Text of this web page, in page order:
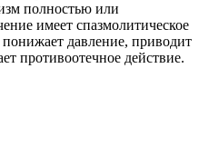
полностью или
имеет спазмолитическое
давление, приводит
противоотечное действие.